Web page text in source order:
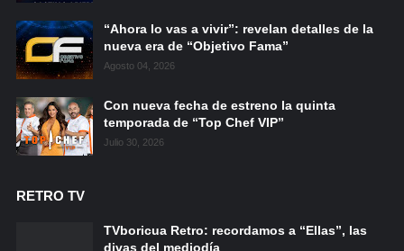
“Ahora lo vas a vivir”: revelan detalles de la
nueva era de “Objetivo Fama”
Agosto 04, 2026
Con nueva fecha de estreno la quinta
temporada de “Top Chef VIP”
Julio 30, 2026
RETRO TV
TVboricua Retro: recordamos a “Ellas”, las
divas del mediodía